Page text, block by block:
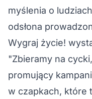
myślenia o
odsłona
Wygraj życie!
"Zbieramy na
promujący
w czapkach, które